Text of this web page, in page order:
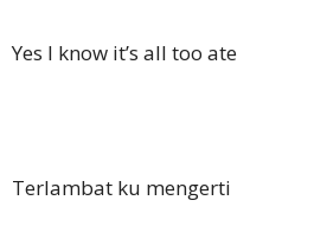
Yes I know it’s all too ate
Terlambat ku mengerti